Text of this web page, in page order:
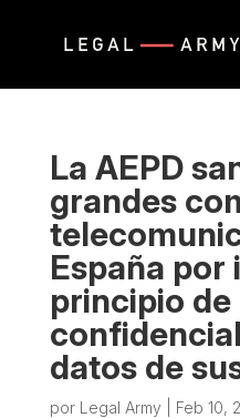
La AEPD
grandes
España
principio de
datos de
por Legal Army Feb 10,